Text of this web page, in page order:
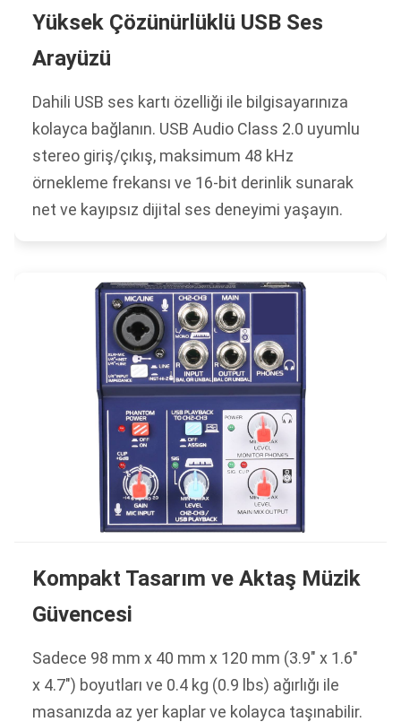
Yüksek Çözünürlüklü USB Ses
Arayüzü
Dahili USB ses kartı özelliği ile bilgisayarınıza
kolayca bağlanın. USB Audio Class 2.0 uyumlu
stereo giriş/çıkış, maksimum 48 kHz
örnekleme frekansı ve 16-bit derinlik sunarak
net ve kayıpsız dijital ses deneyimi yaşayın.
Kompakt Tasarım ve Aktaş Müzik
Güvencesi
Sadece 98 mm x 40 mm x 120 mm (3.9" x 1.6"
x 4.7") boyutları ve 0.4 kg (0.9 lbs) ağırlığı ile
masanızda az yer kaplar ve kolayca taşınabilir.